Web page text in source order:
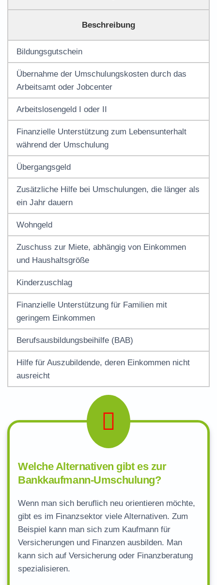
Beschreibung
Bildungsgutschein
Übernahme der Umschulungskosten durch das
Arbeitsamt oder Jobcenter
Arbeitslosengeld I oder II
Finanzielle Unterstützung zum Lebensunterhalt
während der Umschulung
Übergangsgeld
Zusätzliche Hilfe bei Umschulungen, die länger als
ein Jahr dauern
Wohngeld
Zuschuss zur Miete, abhängig von Einkommen
und Haushaltsgröße
Kinderzuschlag
Finanzielle Unterstützung für Familien mit
geringem Einkommen
Berufsausbildungsbeihilfe (BAB)
Hilfe für Auszubildende, deren Einkommen nicht
ausreicht
Welche Alternativen gibt es zur
Bankkaufmann-Umschulung?
Wenn man sich beruflich neu orientieren möchte,
gibt es im Finanzsektor viele Alternativen. Zum
Beispiel kann man sich zum Kaufmann für
Versicherungen und Finanzen ausbilden. Man
kann sich auf Versicherung oder Finanzberatung
spezialisieren.